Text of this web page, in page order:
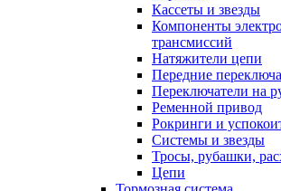
Кассеты и звезды
Компоненты
трансмиссий
Натяжители цепи
Передние
Переключатели на
Ременной привод
Рокринги и
Системы и звезды
Тросы, рубашки,
Цепи